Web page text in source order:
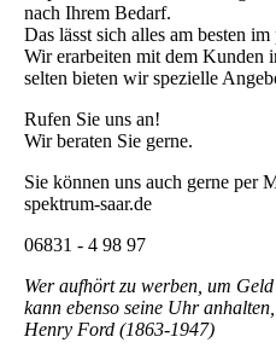
nach Ihrem Bedarf.
Das lässt sich alles am besten
Wir erarbeiten mit dem Kunden
selten bieten wir spezielle
Rufen Sie uns an!
Wir beraten Sie gerne.
Sie können uns auch gerne per
spektrum-saar.de
06831 - 4 98 97
Wer aufhört zu werben, um Geld
kann ebenso seine Uhr
Henry Ford (1863-1947)